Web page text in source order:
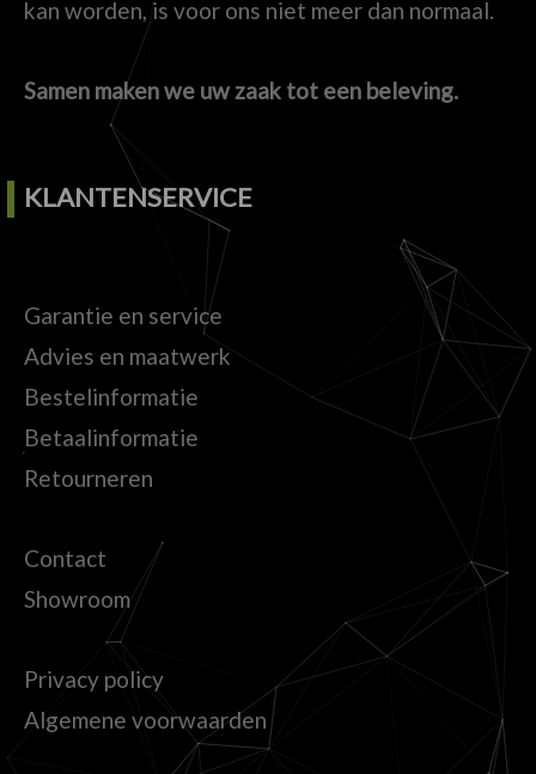
kan worden, is voor ons niet meer dan normaal.
Samen maken we uw zaak tot een beleving.
KLANTENSERVICE
Garantie en service
Advies en maatwerk
Bestelinformatie
Betaalinformatie
Retourneren
Contact
Showroom
Privacy policy
Algemene voorwaarden